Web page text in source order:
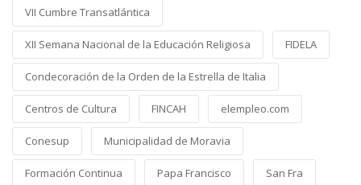
VII Cumbre Transatlántica
XII Semana Nacional de la Educación Religiosa FIDELA
Condecoración de la Orden de la Estrella de Italia
Centros de Cultura FINCAH elempleo.com
Conesup Municipalidad de Moravia
Formación Continua Papa Francisco San Fra